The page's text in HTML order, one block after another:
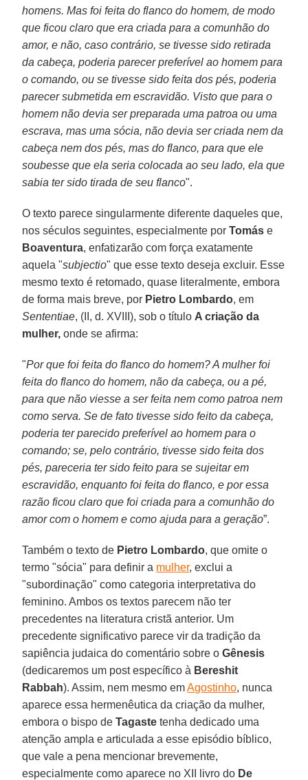
homens. Mas foi feita do flanco do homem, de modo
que ficou claro que era criada para a comunhão do
amor, e não, caso contrário, se tivesse sido retirada
da cabeça, poderia parecer preferível ao homem para
o comando, ou se tivesse sido feita dos pés, poderia
parecer submetida em escravidão. Visto que para o
homem não devia ser preparada uma patroa ou uma
escrava, mas uma sócia, não devia ser criada nem da
cabeça nem dos pés, mas do flanco, para que ele
soubesse que ela seria colocada ao seu lado, ela que
sabia ter sido tirada de seu flanco".
O texto parece singularmente diferente daqueles que,
nos séculos seguintes, especialmente porTomás e
Boaventura, enfatizarão com força exatamente
aquela "subjectio" que esse texto deseja excluir. Esse
mesmo texto é retomado, quase literalmente, embora
de forma mais breve, por Pietro Lombardo, em
Sententiae, (II, d. XVIII), sob o título A criação da
mulher, onde se afirma:
"Por que foi feita do flanco do homem? A mulher foi
feita do flanco do homem, não da cabeça, ou a pé,
para que não viesse a ser feita nem como patroa nem
como serva. Se de fato tivesse sido feito da cabeça,
poderia ter parecido preferível ao homem para o
comando; se, pelo contrário, tivesse sido feita dos
pés, pareceria ter sido feito para se sujeitar em
escravidão, enquanto foi feita do flanco, e por essa
razão ficou claro que foi criada para a comunhão do
amor com o homem e como ajuda para a geração”.
Também o texto de Pietro Lombardo, que omite o
termo "sócia" para definir a mulher, exclui a
"subordinação" como categoria interpretativa do
feminino. Ambos os textos parecem não ter
precedentes na literatura cristã anterior. Um
precedente significativo parece vir da tradição da
sapiência judaica do comentário sobre oGênesis
(dedicaremos um post específico à Bereshit
Rabbah). Assim, nem mesmo emAgostinho, nunca
aparece essa hermenêutica da criação da mulher,
embora o bispo deTagaste tenha dedicado uma
atenção ampla e articulada a esse episódio bíblico,
que vale a pena mencionar brevemente,
especialmente como aparece no XII livro do De